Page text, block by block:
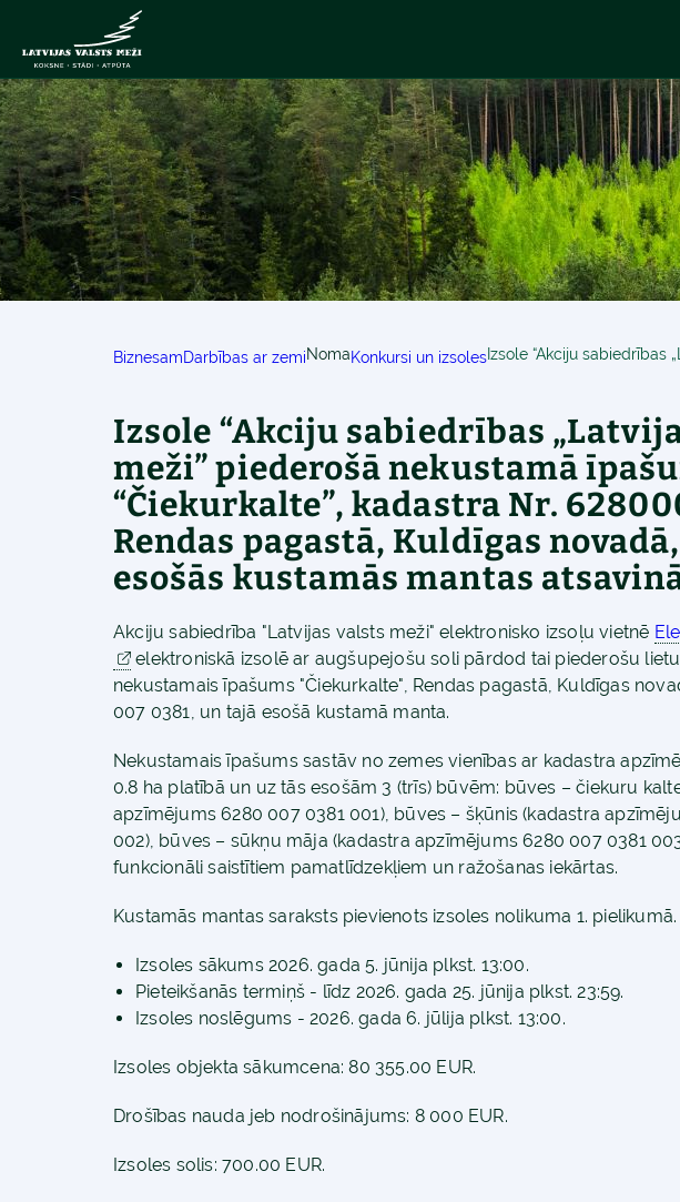
BiznesamDarbības ar zemiNomaKonkursi un izsoles
Izsole “Akciju sabiedrības
meži” piederošā nekustamā
“Čiekurkalte”, kadastra Nr.
Rendas pagastā, Kuldīgas
esošās kustamās mantas
Akciju sabiedrība "Latvijas valsts meži" elektronisko izsoļu vietnē
elektroniskā izsolē ar augšupejošu soli pārdod tai piederošu
nekustamais īpašums "Čiekurkalte", Rendas pagastā, Kuldīgas
007 0381, un tajā esošā kustamā manta.
Nekustamais īpašums sastāv no zemes vienības ar kadastra
0.8 ha platībā un uz tās esošām 3 (trīs) būvēm: būves – čiekuru
apzīmējums 6280 007 0381 001), būves – šķūnis (kadastra
002), būves – sūkņu māja (kadastra apzīmējums 6280 007 0381
funkcionāli saistītiem pamatlīdzekļiem un ražošanas iekārtas.
Kustamās mantas saraksts pievienots izsoles nolikuma 1. pielikumā.
Izsoles sākums 2026. gada 5. jūnija plkst. 13:00.
Pieteikšanās termiņš - līdz 2026. gada 25. jūnija plkst. 23:59.
Izsoles noslēgums - 2026. gada 6. jūlija plkst. 13:00.
Izsoles objekta sākumcena: 80 355.00 EUR.
Drošības nauda jeb nodrošinājums: 8 000 EUR.
Izsoles solis: 700.00 EUR.